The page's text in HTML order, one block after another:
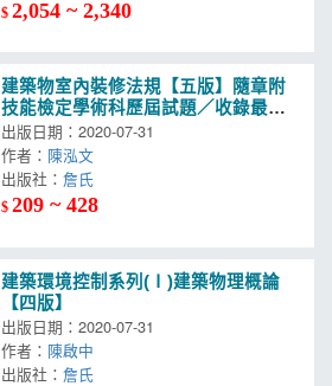
$2,054 ~ 2,340
建築物室內裝修法規【五版】隨章附
技能檢定學術科歷屆試題／收錄最新
複選題型
出版日期：2020-07-31
作者： 陳泓文
出版社：
$209 ~ 428
建築環境控制系列(Ⅰ)建築物理概論
【四版】
出版日期：2020-07-31
作者： 陳啟中
出版社：